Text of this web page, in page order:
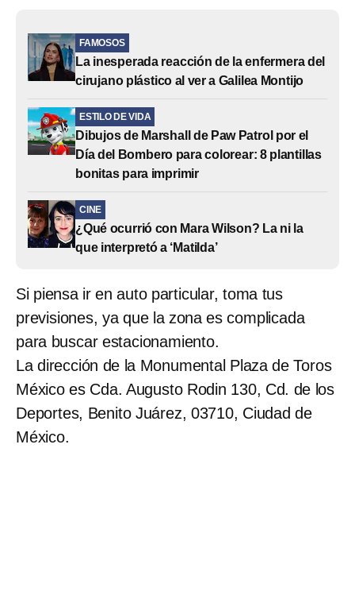
FAMOSOS
La inesperada reacción de la enfermera del
cirujano plástico al ver a Galilea Montijo
ESTILO DE VIDA
Dibujos de Marshall de Paw Patrol por el
Día del Bombero para colorear: 8 plantillas
bonitas para imprimir
CINE
¿Qué ocurrió con Mara Wilson? La ni la
que interpretó a ‘Matilda’
Si piensa ir en auto particular, toma tus
previsiones, ya que la zona es complicada
para buscar estacionamiento.
La dirección de la Monumental Plaza de Toros
México es Cda. Augusto Rodin 130, Cd. de los
Deportes, Benito Juárez, 03710, Ciudad de
México.